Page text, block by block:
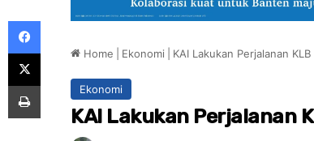
Home Ekonomi KAI Lakukan Perjalanan
Ekonomi
KAI Lakukan Perjalanan
Facebook